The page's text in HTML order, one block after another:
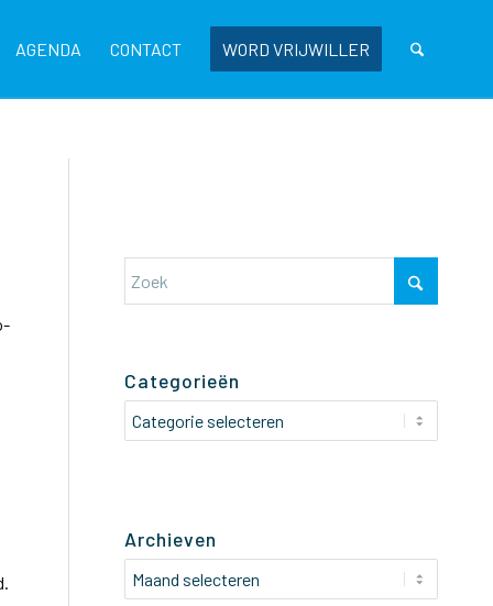
AGENDA CONTACT WORD VRIJWILLER
Categorieën
Categorieën
Archieven